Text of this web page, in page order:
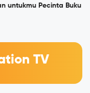
untukmu Pecinta Buku
TV